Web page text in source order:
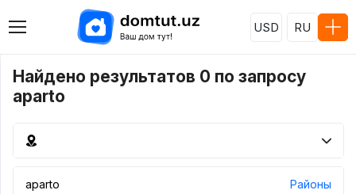
USD RU
Найдено результатов 0 по запросу
aparto
Районы